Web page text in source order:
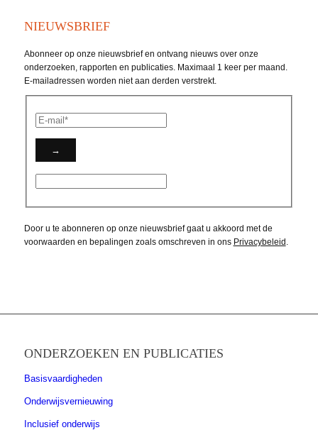
NIEUWSBRIEF
Abonneer op onze nieuwsbrief en ontvang nieuws over onze
onderzoeken, rapporten en publicaties. Maximaal 1 keer per maand.
E-mailadressen worden niet aan derden verstrekt.
Door u te abonneren op onze nieuwsbrief gaat u akkoord met de
voorwaarden en bepalingen zoals omschreven in ons Privacybeleid .
ONDERZOEKEN EN PUBLICATIES
Basisvaardigheden
Onderwijsvernieuwing
Inclusief onderwijs